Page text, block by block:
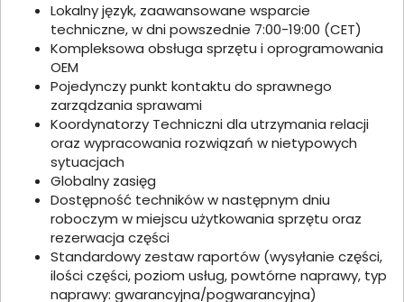
Lokalny język, zaawansowane wsparcie
techniczne, w dni powszednie 7:00-19:00 (CET)
Kompleksowa obsługa sprzętu i oprogramowania
OEM
Pojedynczy punkt kontaktu do sprawnego
zarządzania sprawami
Koordynatorzy Techniczni dla utrzymania relacji
oraz wypracowania rozwiązań w nietypowych
sytuacjach
Globalny zasięg
Dostępność techników w następnym dniu
roboczym w miejscu użytkowania sprzętu oraz
rezerwacja części
Standardowy zestaw raportów (wysyłanie części,
ilości części, poziom usług, powtórne naprawy, typ
naprawy: gwarancyjna/pogwarancyjna)